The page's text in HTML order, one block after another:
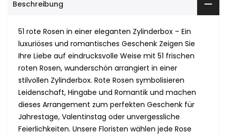
Beschreibung
51 rote Rosen in einer eleganten Zylinderbox – Ein
luxuriöses und romantisches Geschenk Zeigen Sie
Ihre Liebe auf eindrucksvolle Weise mit 51 frischen
roten Rosen, wunderschön arrangiert in einer
stilvollen Zylinderbox. Rote Rosen symbolisieren
Leidenschaft, Hingabe und Romantik und machen
dieses Arrangement zum perfekten Geschenk für
Jahrestage, Valentinstag oder unvergessliche
Feierlichkeiten. Unsere Floristen wählen jede Rose